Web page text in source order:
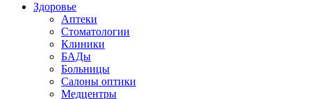
Здоровье
Аптеки
Стоматологии
Клиники
БАДы
Больницы
Салоны оптики
Медцентры